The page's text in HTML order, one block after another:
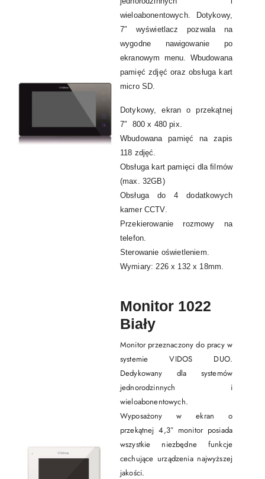
wieloabonentowych. Dotykowy,
7″ wyświetlacz pozwala na
wygodne nawigowanie po
ekranowym menu. Wbudowana
pamięć zdjęć oraz obsługa kart
micro SD.
Dotykowy, ekran o przekątnej
7″ 800 x 480 pix.
Wbudowana pamięć na zapis
118 zdjęć.
Obsługa kart pamięci dla ﬁlmów
(max. 32GB)
Obsługa do 4 dodatkowych
kamer CCTV.
Przekierowanie rozmowy na
telefon.
Sterowanie oświetleniem.
Wymiary: 226 x 132 x 18mm.
Monitor 1022
Biały
Monitor przeznaczony do pracy w
systemie VIDOS DUO.
Dedykowany dla systemów
jednorodzinnych i
wieloabonentowych.
Wyposażony w ekran o
przekątnej 4,3″ monitor posiada
wszystkie niezbędne funkcje
cechujące urządzenia najwyższej
jakości.